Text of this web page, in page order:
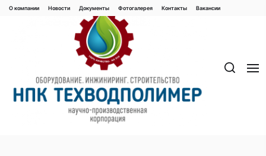
Перейти
О компании Новости Документы Фотогалерея Контaкты Вакaнсии